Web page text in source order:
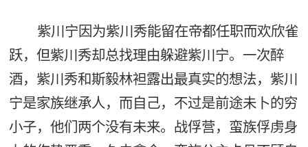
紫川宁因为紫川秀能留在帝都任职而欢欣雀
跃，但紫川秀却总找理由躲避紫川宁。一次醉
酒，紫川秀和斯毅林袒露出最真实的想法，紫川
宁是家族继承人，而自己，不过是前途未卜的穷
小子，他们两个没有未来。战俘营，蛮族俘虏身